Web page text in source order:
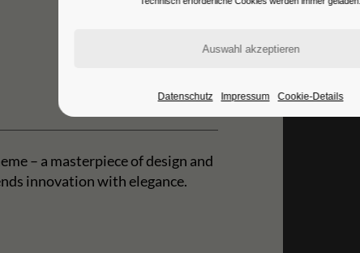
– a masterpiece of design and
innovation with elegance.
Datenschutz Impressum Cookie-Details